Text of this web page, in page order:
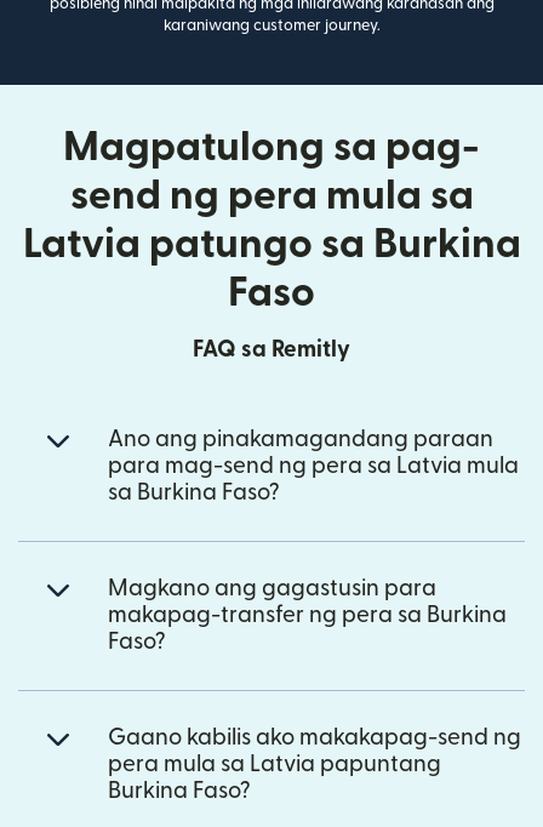
posibleng hindi maipakita ng mga inilarawang karanasan ang
karaniwang customer journey.
Magpatulong sa pag-
send ng pera mula sa
Latvia patungo sa Burkina
Faso
FAQ sa Remitly
Ano ang pinakamagandang paraan
para mag-send ng pera sa Latvia mula
sa Burkina Faso?
Magkano ang gagastusin para
makapag-transfer ng pera sa Burkina
Faso?
Gaano kabilis ako makakapag-send ng
pera mula sa Latvia papuntang
Burkina Faso?